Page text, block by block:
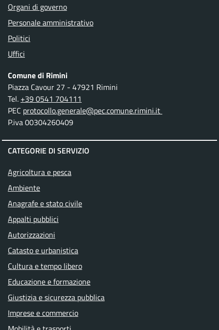
Organi di governo
Personale amministrativo
Politici
Uffici
Comune di Rimini
Piazza Cavour 27 - 47921 Rimini
Tel. +39 0541 704111
PEC protocollo.generale@pec.comune.rimini.it
P.iva 00304260409
CATEGORIE DI SERVIZIO
Agricoltura e pesca
Ambiente
Anagrafe e stato civile
Appalti pubblici
Autorizzazioni
Catasto e urbanistica
Cultura e tempo libero
Educazione e formazione
Giustizia e sicurezza pubblica
Imprese e commercio